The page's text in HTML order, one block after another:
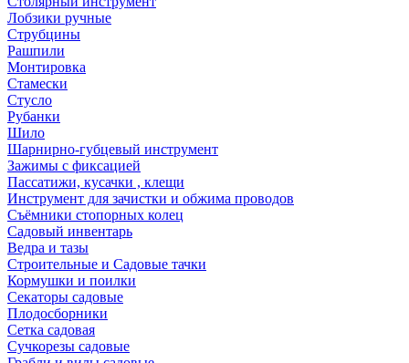
Лобзики ручные
Струбцины
Рашпили
Монтировка
Стамески
Стусло
Рубанки
Шило
Шарнирно-губцевый инструмент
Зажимы с фиксацией
Пассатижи, кусачки , клещи
Инструмент для зачистки и обжима проводов
Съёмники стопорных колец
Садовый инвентарь
Ведра и тазы
Строительные и Садовые тачки
Кормушки и поилки
Секаторы садовые
Плодосборники
Сетка садовая
Сучкорезы садовые